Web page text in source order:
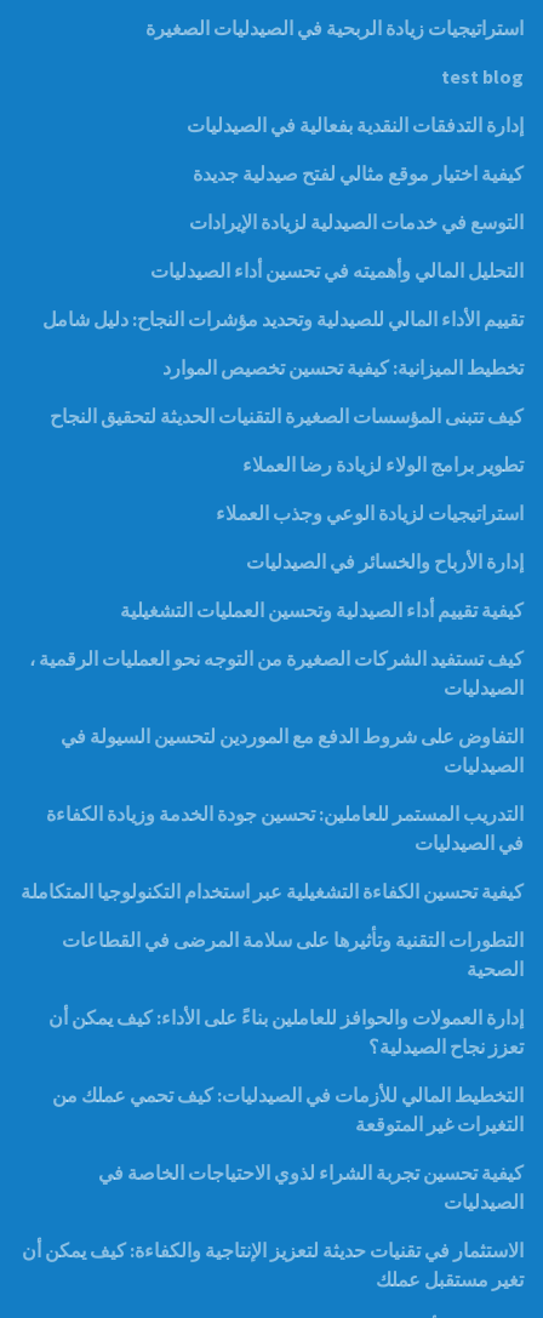
استراتيجيات زيادة الربحية في الصيدليات الصغيرة
test blog
إدارة التدفقات النقدية بفعالية في الصيدليات
كيفية اختيار موقع مثالي لفتح صيدلية جديدة
التوسع في خدمات الصيدلية لزيادة الإيرادات
التحليل المالي وأهميته في تحسين أداء الصيدليات
تقييم الأداء المالي للصيدلية وتحديد مؤشرات النجاح: دليل شامل
تخطيط الميزانية: كيفية تحسين تخصيص الموارد
كيف تتبنى المؤسسات الصغيرة التقنيات الحديثة لتحقيق النجاح
تطوير برامج الولاء لزيادة رضا العملاء
استراتيجيات لزيادة الوعي وجذب العملاء
إدارة الأرباح والخسائر في الصيدليات
كيفية تقييم أداء الصيدلية وتحسين العمليات التشغيلية
كيف تستفيد الشركات الصغيرة من التوجه نحو العمليات الرقمية ،
الصيدليات
التفاوض على شروط الدفع مع الموردين لتحسين السيولة في
الصيدليات
التدريب المستمر للعاملين: تحسين جودة الخدمة وزيادة الكفاءة
في الصيدليات
كيفية تحسين الكفاءة التشغيلية عبر استخدام التكنولوجيا المتكاملة
التطورات التقنية وتأثيرها على سلامة المرضى في القطاعات
الصحية
إدارة العمولات والحوافز للعاملين بناءً على الأداء: كيف يمكن أن
تعزز نجاح الصيدلية؟
التخطيط المالي للأزمات في الصيدليات: كيف تحمي عملك من
التغيرات غير المتوقعة
كيفية تحسين تجربة الشراء لذوي الاحتياجات الخاصة في
الصيدليات
الاستثمار في تقنيات حديثة لتعزيز الإنتاجية والكفاءة: كيف يمكن أن
تغير مستقبل عملك